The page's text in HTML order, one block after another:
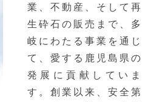
業、不動産、そして再
生砕石の販売まで、多
岐にわたる事業を通じ
て、愛する鹿児島県の
発展に貢献していま
す。創業以来、安全第